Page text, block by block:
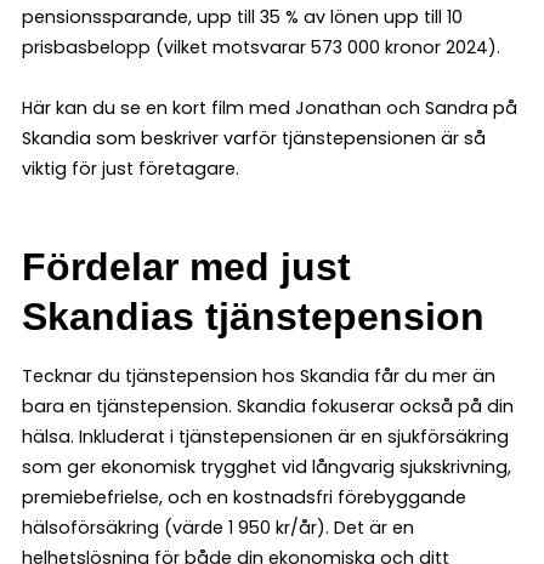
pensionssparande, upp till 35 % av lönen upp till 10
prisbasbelopp (vilket motsvarar 573 000 kronor 2024).
Här kan du se en kort film med Jonathan och Sandra på
Skandia som beskriver varför tjänstepensionen är så
viktig för just företagare.
Fördelar med just
Skandias tjänstepension
Tecknar du tjänstepension hos Skandia får du mer än
bara en tjänstepension. Skandia fokuserar också på din
hälsa. Inkluderat i tjänstepensionen är en sjukförsäkring
som ger ekonomisk trygghet vid långvarig sjukskrivning,
premiebefrielse, och en kostnadsfri förebyggande
hälsoförsäkring (värde 1 950 kr/år). Det är en
helhetslösning för både din ekonomiska och ditt